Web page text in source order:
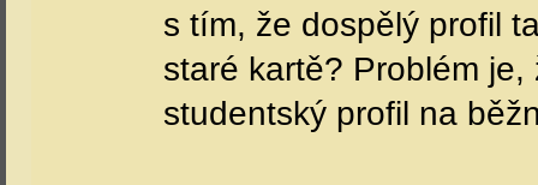
s tím, že dospělý profil
staré kartě? Problém
studentský profil na